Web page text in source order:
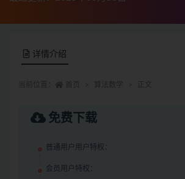
详情介绍
免费下载
普通用户用户特权：
会员用户特权：